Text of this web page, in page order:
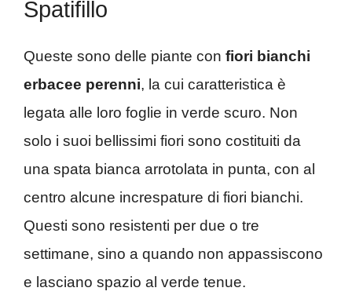
Spatifillo
Queste sono delle piante con fiori bianchi
erbacee perenni, la cui caratteristica è
legata alle loro foglie in verde scuro. Non
solo i suoi bellissimi fiori sono costituiti da
una spata bianca arrotolata in punta, con al
centro alcune increspature di fiori bianchi.
Questi sono resistenti per due o tre
settimane, sino a quando non appassiscono
e lasciano spazio al verde tenue.